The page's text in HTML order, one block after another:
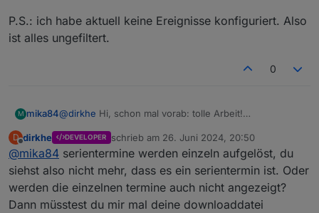
            }
        }
on({ id: dpID, change: "ne" },
    }
webCalAlert("0_userdata.0.example_state",
P.S.: ich habe aktuell keine Ereignisse konfiguriert. Also
ist alles ungefiltert.
0
M mika84@dirkhe Hi, schon mal vorab: tolle Arbeit!
Ich nutze die Download-Funktion. Die Termine werden
auch heruntergeladen. Aber im der json ist zu sehen,
dass kein Serientermin dabei ist.
Kannst du die Funktion hinzufügen oder fehlt mir nur
etwas.
P.S.: ich habe aktuell keine Ereignisse konfiguriert.
Also ist alles ungefiltert.
D
Offline
dirkhe DEVELOPER schrieb am 26. Juni 2024, 20:50
zuletzt editiert von
@mika84 serientermine werden einzeln aufgelöst, du
siehst also nicht mehr, dass es ein serientermin ist. Oder
werden die einzelnen termine auch nicht angezeigt?
Dann müsstest du mir mal deine downloaddatei